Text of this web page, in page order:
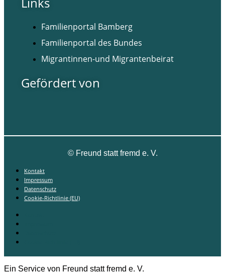
Familienportal Bamberg
Familienportal des Bundes
Migrantinnen-und Migrantenbeirat
Gefördert von
©Freund statt fremd e. V.
Kontakt
Impressum
Datenschutz
Cookie-Richtlinie (EU)
Ein Service von Freund statt fremd e. V.